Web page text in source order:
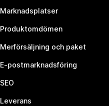
Marknadsplatser
Produktomdömen
Merförsäljning och paket
E-postmarknadsföring
SEO
Leverans